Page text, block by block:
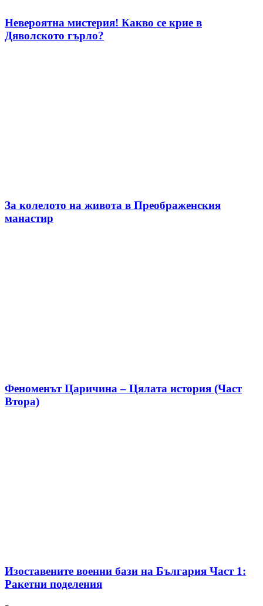
Невероятна мистерия! Какво се крие в
Дяволското гърло?
За колелото на живота в Преображенския
манастир
Феноменът Царичина – Цялата история (Част
Втора)
Изоставените военни бази на България Част 1:
Ракетни поделения